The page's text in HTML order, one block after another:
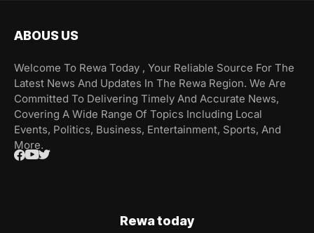
ABOUS US
Welcome To Rewa Today , Your Reliable Source For The
Latest News And Updates In The Rewa Region. We Are
Committed To Delivering Timely And Accurate News,
Covering A Wide Range Of Topics Including Local
Events, Politics, Business, Entertainment, Sports, And
More.
Rewa today